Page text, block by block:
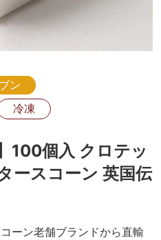
ン
冷凍
100個入 クロテッ
ースコーン 英国伝
ーン老舗ブランドから直輸